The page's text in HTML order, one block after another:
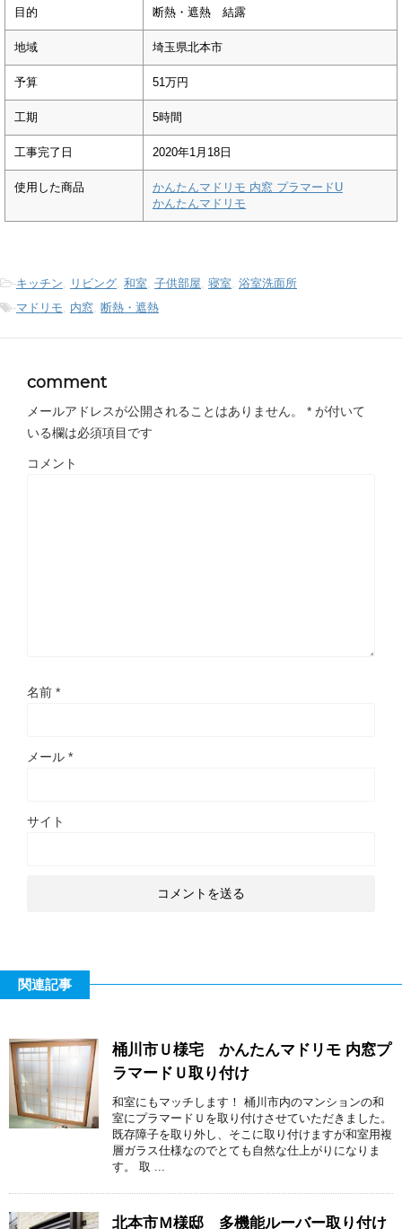
目的 断熱・遮熱 結露
地域 埼玉県北本市
予算 51万円
工期 5時間
工事完了日 2020年1月18日
使用した商品
かんたんマドリモ 内窓 プラマードU
かんたんマドリモ
-キッチン リビング 和室 子供部屋 寝室 浴室洗面所
-マドリモ 内窓 断熱・遮熱
comment
メールアドレスが公開されることはありません。 * が付いて
いる欄は必須項目です
コメント
名前 *
メール *
サイト
関連記事
桶川市Ｕ様宅 かんたんマドリモ 内窓プ
ラマードＵ取り付け
和室にもマッチします！ 桶川市内のマンションの和
室にプラマードＵを取り付けさせていただきました。
既存障子を取り外し、そこに取り付けますが和室用複
層ガラス仕様なのでとても自然な仕上がりになりま
す。 取 ...
北本市Ｍ様邸 多機能ルーバー取り付け